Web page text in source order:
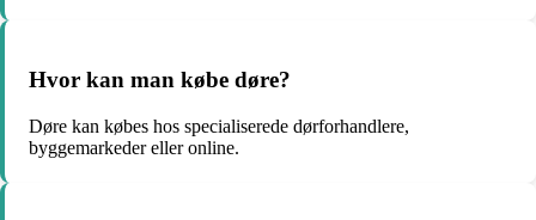
Hvor kan man købe døre?
Døre kan købes hos specialiserede dørforhandlere,
byggemarkeder eller online.